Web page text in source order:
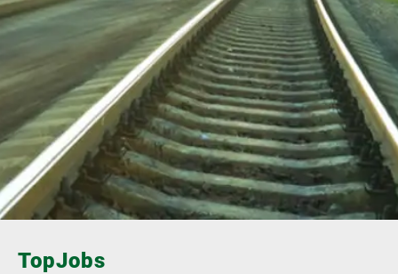
TopJobs